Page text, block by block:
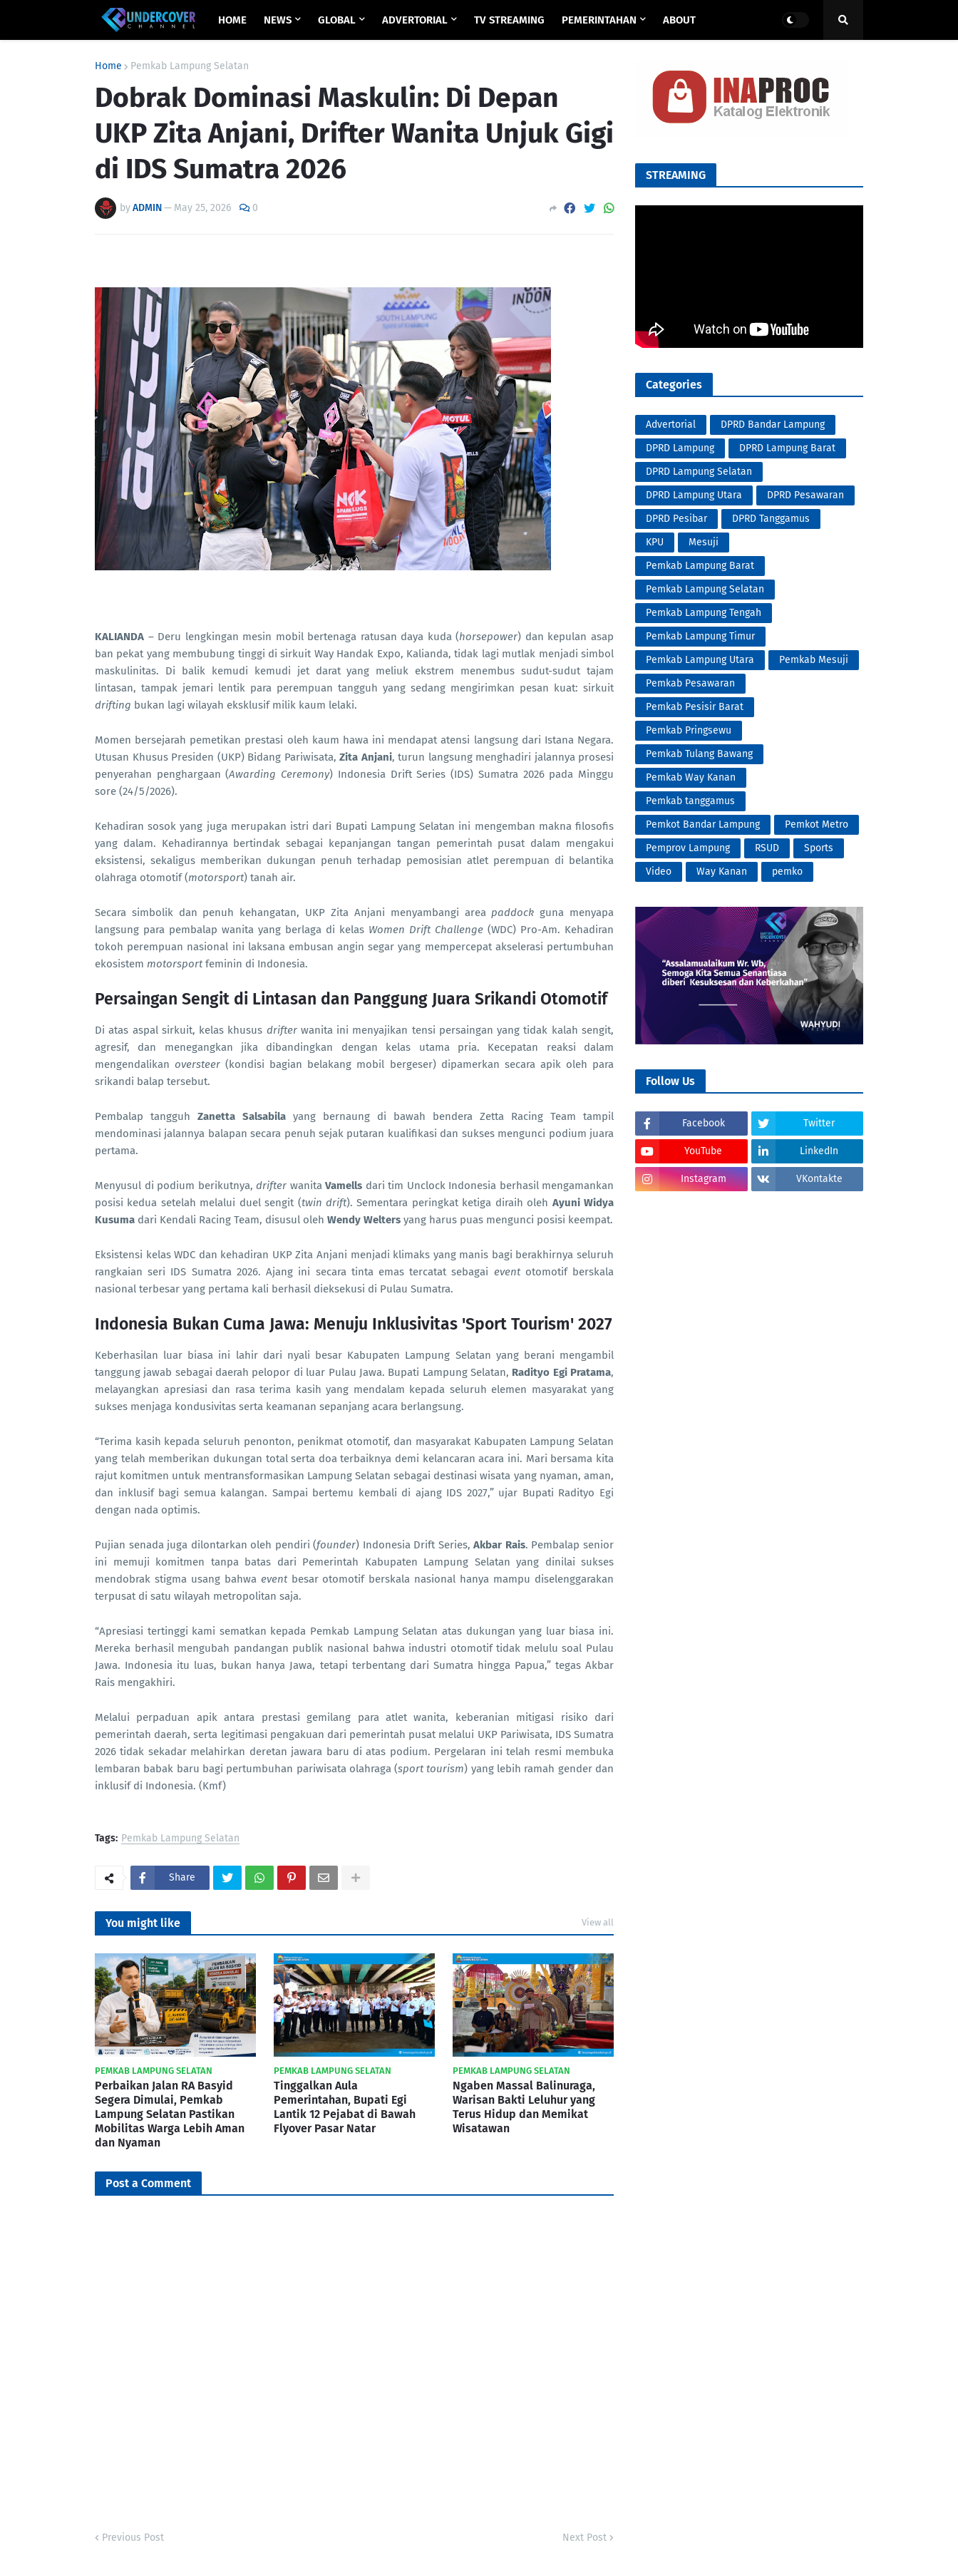
HOME NEWS GLOBAL ADVERTORIAL TV STREAMING PEMERINTAHAN ABOUT
Home Pemkab Lampung Selatan
Dobrak Dominasi Maskulin: Di Depan
UKP Zita Anjani, Drifter Wanita Unjuk Gigi
di IDS Sumatra 2026
byADMIN— May 25, 2026 0
KALIANDA – Deru lengkingan mesin mobil bertenaga ratusan daya kuda (horsepower) dan kepulan asap
ban pekat yang membubung tinggi di sirkuit Way Handak Expo, Kalianda, tidak lagi mutlak menjadi simbol
maskulinitas. Di balik kemudi kemudi jet darat yang meliuk ekstrem menembus sudut-sudut tajam
lintasan, tampak jemari lentik para perempuan tangguh yang sedang mengirimkan pesan kuat: sirkuit
drifting bukan lagi wilayah eksklusif milik kaum lelaki.
Momen bersejarah pemetikan prestasi oleh kaum hawa ini mendapat atensi langsung dari Istana Negara.
Utusan Khusus Presiden (UKP) Bidang Pariwisata, Zita Anjani, turun langsung menghadiri jalannya prosesi
penyerahan penghargaan (Awarding Ceremony) Indonesia Drift Series (IDS) Sumatra 2026 pada Minggu
sore (24/5/2026).
Kehadiran sosok yang juga merupakan istri dari Bupati Lampung Selatan ini mengemban makna filosofis
yang dalam. Kehadirannya bertindak sebagai kepanjangan tangan pemerintah pusat dalam mengakui
eksistensi, sekaligus memberikan dukungan penuh terhadap pemosisian atlet perempuan di belantika
olahraga otomotif (motorsport) tanah air.
Secara simbolik dan penuh kehangatan, UKP Zita Anjani menyambangi area paddock guna menyapa
langsung para pembalap wanita yang berlaga di kelas Women Drift Challenge (WDC) Pro-Am. Kehadiran
tokoh perempuan nasional ini laksana embusan angin segar yang mempercepat akselerasi pertumbuhan
ekosistem motorsport feminin di Indonesia.
Persaingan Sengit di Lintasan dan Panggung Juara Srikandi Otomotif
Di atas aspal sirkuit, kelas khusus drifterwanita ini menyajikan tensi persaingan yang tidak kalah sengit,
agresif, dan menegangkan jika dibandingkan dengan kelas utama pria. Kecepatan reaksi dalam
mengendalikanoversteer (kondisi bagian belakang mobil bergeser) dipamerkan secara apik oleh para
srikandi balap tersebut.
Pembalap tangguh Zanetta Salsabila yang bernaung di bawah bendera Zetta Racing Team tampil
mendominasi jalannya balapan secara penuh sejak putaran kualifikasi dan sukses mengunci podium juara
pertama.
Menyusul di podium berikutnya, drifter wanita Vamells dari tim Unclock Indonesia berhasil mengamankan
posisi kedua setelah melalui duel sengit (twin drift). Sementara peringkat ketiga diraih oleh Ayuni Widya
Kusuma dari Kendali Racing Team, disusul oleh Wendy Welters yang harus puas mengunci posisi keempat.
Eksistensi kelas WDC dan kehadiran UKP Zita Anjani menjadi klimaks yang manis bagi berakhirnya seluruh
rangkaian seri IDS Sumatra 2026. Ajang ini secara tinta emas tercatat sebagai eventotomotif berskala
nasional terbesar yang pertama kali berhasil dieksekusi di Pulau Sumatra.
Indonesia Bukan Cuma Jawa: Menuju Inklusivitas 'Sport Tourism' 2027
Keberhasilan luar biasa ini lahir dari nyali besar Kabupaten Lampung Selatan yang berani mengambil
tanggung jawab sebagai daerah pelopor di luar Pulau Jawa. Bupati Lampung Selatan, Radityo Egi Pratama,
melayangkan apresiasi dan rasa terima kasih yang mendalam kepada seluruh elemen masyarakat yang
sukses menjaga kondusivitas serta keamanan sepanjang acara berlangsung.
“Terima kasih kepada seluruh penonton, penikmat otomotif, dan masyarakat Kabupaten Lampung Selatan
yang telah memberikan dukungan total serta doa terbaiknya demi kelancaran acara ini. Mari bersama kita
rajut komitmen untuk mentransformasikan Lampung Selatan sebagai destinasi wisata yang nyaman, aman,
dan inklusif bagi semua kalangan. Sampai bertemu kembali di ajang IDS 2027,” ujar Bupati Radityo Egi
dengan nada optimis.
Pujian senada juga dilontarkan oleh pendiri (founder) Indonesia Drift Series,Akbar Rais. Pembalap senior
ini memuji komitmen tanpa batas dari Pemerintah Kabupaten Lampung Selatan yang dinilai sukses
mendobrak stigma usang bahwa eventbesar otomotif berskala nasional hanya mampu diselenggarakan
terpusat di satu wilayah metropolitan saja.
“Apresiasi tertinggi kami sematkan kepada Pemkab Lampung Selatan atas dukungan yang luar biasa ini.
Mereka berhasil mengubah pandangan publik nasional bahwa industri otomotif tidak melulu soal Pulau
Jawa. Indonesia itu luas, bukan hanya Jawa, tetapi terbentang dari Sumatra hingga Papua,” tegas Akbar
Rais mengakhiri.
Melalui perpaduan apik antara prestasi gemilang para atlet wanita, keberanian mitigasi risiko dari
pemerintah daerah, serta legitimasi pengakuan dari pemerintah pusat melalui UKP Pariwisata, IDS Sumatra
2026 tidak sekadar melahirkan deretan jawara baru di atas podium. Pergelaran ini telah resmi membuka
lembaran babak baru bagi pertumbuhan pariwisata olahraga (sport tourism) yang lebih ramah gender dan
inklusif di Indonesia. (Kmf)
Tags: Pemkab Lampung Selatan
Share
You might like View all
PEMKAB LAMPUNG SELATAN
Perbaikan Jalan RA Basyid
Segera Dimulai, Pemkab
Lampung Selatan Pastikan
Mobilitas Warga Lebih Aman
dan Nyaman
PEMKAB LAMPUNG SELATAN
Tinggalkan Aula
Pemerintahan, Bupati Egi
Lantik 12 Pejabat di Bawah
Flyover Pasar Natar
PEMKAB LAMPUNG SELATAN
Ngaben Massal Balinuraga,
Warisan Bakti Leluhur yang
Terus Hidup dan Memikat
Wisatawan
Post a Comment
Previous Post Next Post
STREAMING
Categories
Advertorial
DPRD Bandar Lampung
DPRD Lampung
DPRD Lampung Barat
DPRD Lampung Selatan
DPRD Lampung Utara
DPRD Pesawaran
DPRD Pesibar
DPRD Tanggamus
KPU
Mesuji
Pemkab Lampung Barat
Pemkab Lampung Selatan
Pemkab Lampung Tengah
Pemkab Lampung Timur
Pemkab Lampung Utara
Pemkab Mesuji
Pemkab Pesawaran
Pemkab Pesisir Barat
Pemkab Pringsewu
Pemkab Tulang Bawang
Pemkab Way Kanan
Pemkab tanggamus
Pemkot Bandar Lampung
Pemkot Metro
Pemprov Lampung
RSUD
Sports
Video
Way Kanan pemko
Follow Us
Facebook Twitter
YouTube LinkedIn
Instagram VKontakte